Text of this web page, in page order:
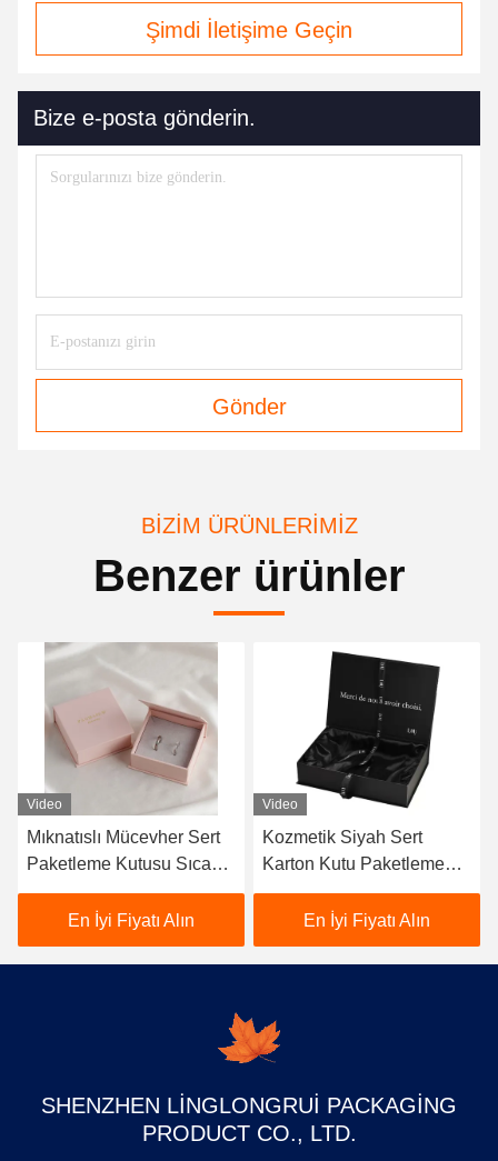
Şimdi İletişime Geçin
Bize e-posta gönderin.
Gönder
BIZIM ÜRÜNLERIMIZ
Benzer ürünler
Video
Mıknatıslı Mücevher Sert
Paketleme Kutusu Sıcak
Damgalanma Logo ile
En İyi Fiyatı Alın
Video
Kozmetik Siyah Sert
Karton Kutu Paketleme
Katlanabilir Multiscene
En İyi Fiyatı Alın
SHENZHEN LINGLONGRUI PACKAGING
PRODUCT CO., LTD.